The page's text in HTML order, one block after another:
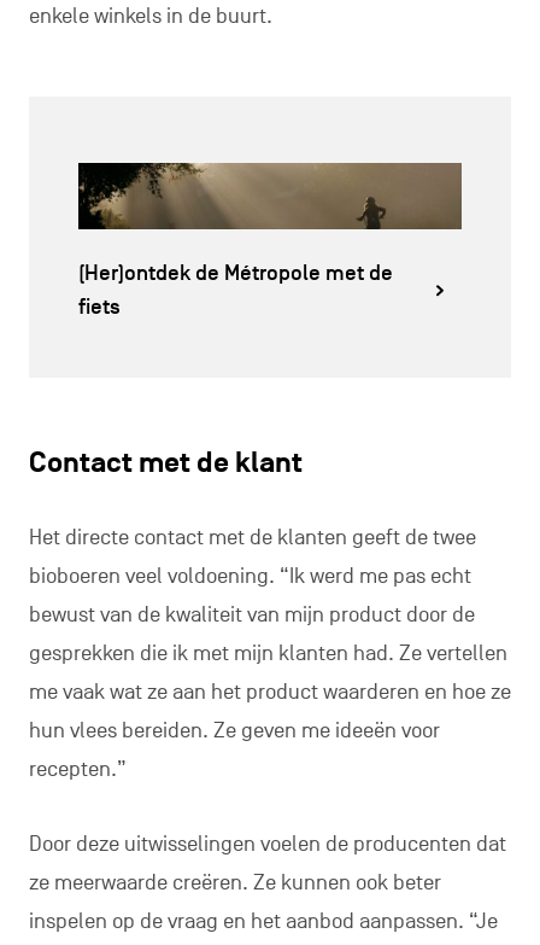
enkele winkels in de buurt.
(Her)ontdek de Métropole met de
fiets
Contact met de klant
Het directe contact met de klanten geeft de twee
bioboeren veel voldoening. “Ik werd me pas echt
bewust van de kwaliteit van mijn product door de
gesprekken die ik met mijn klanten had. Ze vertellen
me vaak wat ze aan het product waarderen en hoe ze
hun vlees bereiden. Ze geven me ideeën voor
recepten.”
Door deze uitwisselingen voelen de producenten dat
ze meerwaarde creëren. Ze kunnen ook beter
inspelen op de vraag en het aanbod aanpassen. “Je